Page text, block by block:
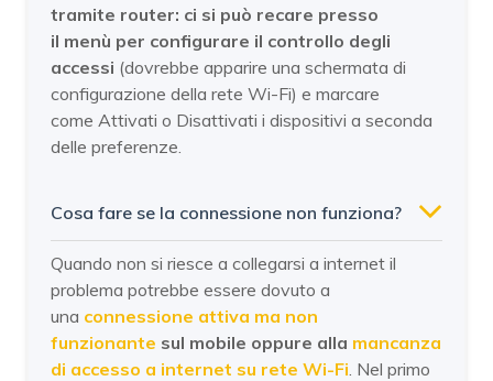
tramite router: ci si può recare presso
il menù per configurare il controllo degli
accessi (dovrebbe apparire una schermata di
configurazione della rete Wi-Fi) e marcare
come Attivati o Disattivati i dispositivi a seconda
delle preferenze.
Cosa fare se la connessione non funziona?
Quando non si riesce a collegarsi a internet il
problema potrebbe essere dovuto a
una connessione attiva ma non
funzionante sul mobile oppure alla mancanza
di accesso a internet su rete Wi-Fi . Nel primo